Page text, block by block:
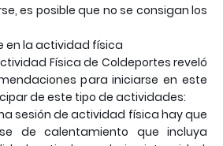
es posible que no se consigan los
en la actividad física
Física de Coldeportes reveló
para iniciarse en este
de este tipo de actividades:
sesión de actividad física hay que
de calentamiento que incluya